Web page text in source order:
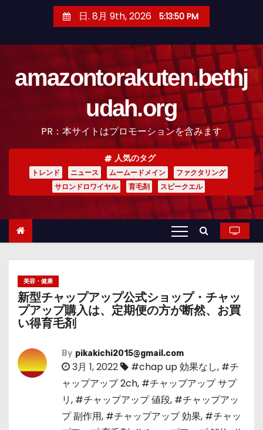
日. 8月 9th, 2026 5:13:51 PM
amazontorakuten.bethj
udah.org
PR：本サイトはプロモーションを含みます
人気のタグ
トレンド ニュース ムームードメイン
ファクタリング
サロンドロワイヤル
育毛剤 スピークエル
美容・健康
新型チャップアップ公式ショップ・チャッ
プアップ購入は、定期便の方が断然、お買
い得育毛剤
By pikakichi2015@gmail.com
3月 1, 2022 #chap up 効果なし, #チ
ャップアップ 2ch, #チャップアップ サプ
リ, #チャップアップ 値段, #チャップアッ
プ 副作用, #チャップアップ 効果, #チャッ